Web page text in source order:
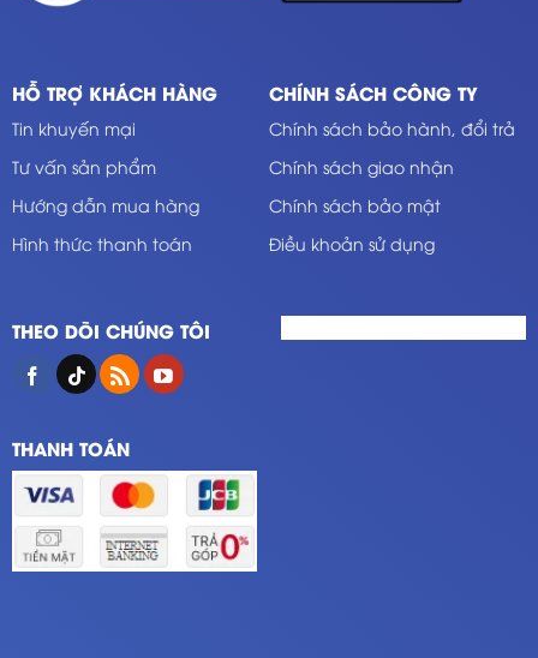
HỖ TRỢ KHÁCH HÀNG
Tin khuyến mại
Tư vấn sản phẩm
Hướng dẫn mua hàng
Hình thức thanh toán
CHÍNH SÁCH CÔNG TY
Chính sách bảo hành, đổi trả
Chính sách giao nhận
Chính sách bảo mật
Điều khoản sử dụng
THEO DÕI CHÚNG TÔI
THANH TOÁN